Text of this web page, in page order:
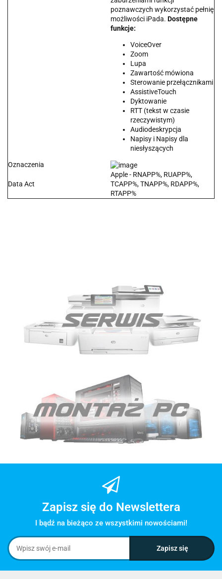
poznawczych wykorzystać pełnię
możliwości iPada. Dostępne
funkcje:
VoiceOver
Zoom
Lupa
Zawartość mówiona
Sterowanie przełącznikami
AssistiveTouch
Dyktowanie
RTT (tekst w czasie
rzeczywistym)
Audiodeskrypcja
Napisy i Napisy dla
niesłyszących
Oznaczenia
Data Act
Apple - RNAPP%, RUAPP%,
TCAPP%, TNAPP%, RDAPP%,
RTAPP%
Zapisz się do Newslettera
I bądź na bieżąco ze wszystkimi nowościami!